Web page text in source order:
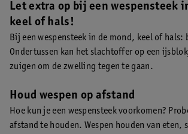
Let extra op bij een wespensteek
keel of hals!
Bij een wespensteek in de mond, keel of hals:
Ondertussen kan het slachtoffer op een
zuigen om de zwelling tegen te gaan.
Houd wespen op afstand
Hoe kun je een wespensteek voorkomen?
afstand te houden. Wespen houden van eten,